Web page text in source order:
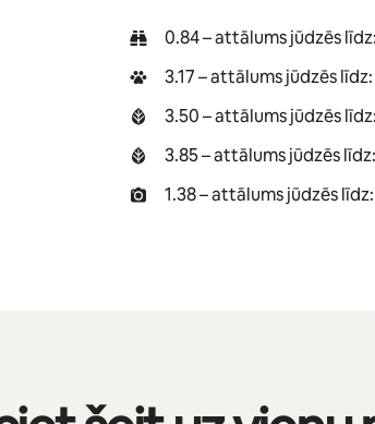
0.84 – attālums jūdzēs
3.17 – attālums jūdzēs
3.50 – attālums jūdzēs
3.85 – attālums jūdzēs
1.38 – attālums jūdzēs